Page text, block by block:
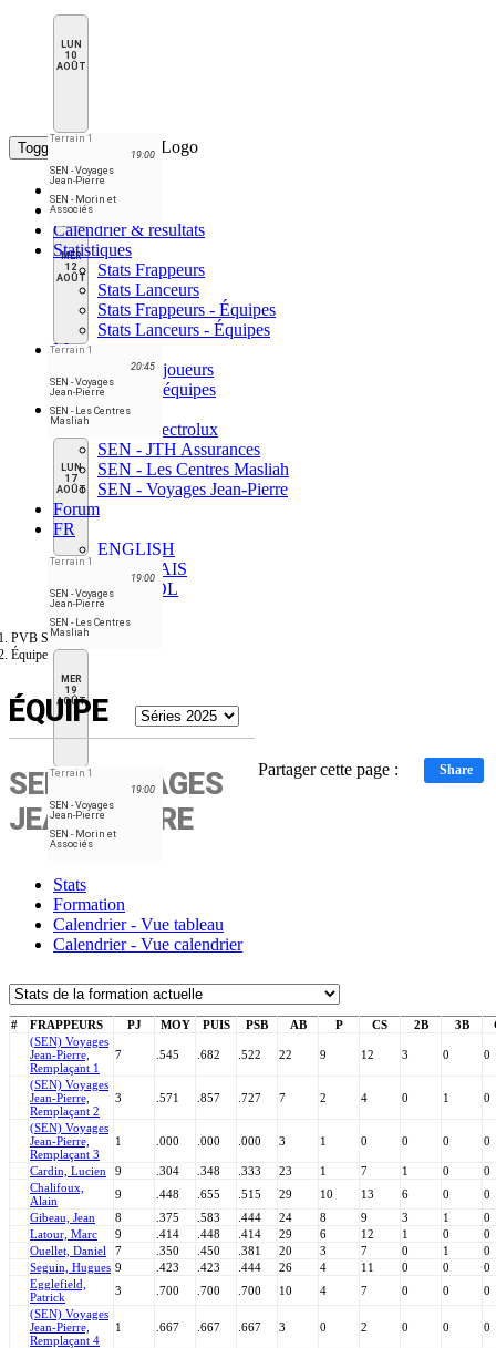
LUN
10
AOÛT
Terrain 1
19:00
SEN - Voyages
Jean-Pierre
SEN - Morin et
Associés
MER
12
AOÛT
Terrain 1
20:45
SEN - Voyages
Jean-Pierre
SEN - Les Centres
Masliah
LUN
17
AOÛT
Terrain 1
19:00
SEN - Voyages
Jean-Pierre
SEN - Les Centres
Masliah
MER
19
AOÛT
Terrain 1
19:00
SEN - Voyages
Jean-Pierre
SEN - Morin et
Associés
Toggle navigation
Accueil
Classement
Calendrier & résultats
Statistiques
Stats Frappeurs
Stats Lanceurs
Stats Frappeurs - Équipes
Stats Lanceurs - Équipes
Meneurs
Meneurs joueurs
Meneurs équipes
Équipes
SEN - Electrolux
SEN - JTH Assurances
SEN - Les Centres Masliah
SEN - Voyages Jean-Pierre
Forum
FR
ENGLISH
FRANÇAIS
ESPAÑOL
PVB Sénateurs
Équipe
ÉQUIPE
Partager cette page : Share
SEN - VOYAGES
JEAN-PIERRE
Stats
Formation
Calendrier - Vue tableau
Calendrier - Vue calendrier
# FRAPPEURS PJ MOY PUIS PSB AB P CS 2B 3B
(SEN) Voyages
Jean-Pierre,
Remplaçant 1
7 .545 .682 .522 22 9 12 3 0 0
(SEN) Voyages
Jean-Pierre,
Remplaçant 2
3 .571 .857 .727 7 2 4 0 1 0
(SEN) Voyages
Jean-Pierre,
Remplaçant 3
1 .000 .000 .000 3 1 0 0 0 0
Cardin, Lucien 9 .304 .348 .333 23 1 7 1 0
0
Chalifoux,
Alain
9 .448 .655 .515 29 10 13 6 0
0
Gibeau, Jean
8 .375 .583 .444 24 8 9 3 1
0
Latour, Marc
9 .414 .448 .414 29 6 12 1 0
0
Ouellet, Daniel
7 .350 .450 .381 20 3 7 0 1
0
Seguin, Hugues 9 .423 .423 .444 26 4 11 0 0
0
Egglefield,
Patrick
3 .700 .700 .700 10 4 7 0 0
0
(SEN) Voyages
Jean-Pierre,
Remplaçant 4
1 .667 .667 .667 3 0 2 0 0 0